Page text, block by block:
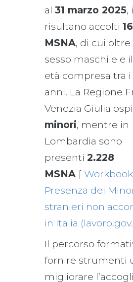
al 31 marzo 2025,
risultano accolti
MSNA, di cui oltre
sesso maschile e
età compresa tra i
anni. La Regione
Venezia Giulia
minori, mentre in
Lombardia sono
presenti 2.228
MSNA [
Presenza dei
stranieri non
in Italia
Il percorso
fornire strumenti
migliorare